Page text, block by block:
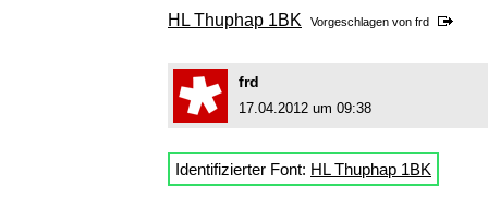
HL Thuphap 1BK Vorgeschlagen von frd
frd
17.04.2012 um 09:38
Identifizierter Font: HL Thuphap 1BK